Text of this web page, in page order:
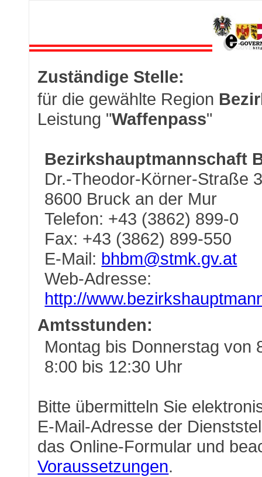
Zuständige Stelle:
für die gewählte Region
Leistung "Waffenpass"
Bezirkshauptmannschaft
Dr.-Theodor-Körner-Straße
8600 Bruck an der Mur
Telefon: +43 (3862) 899-0
Fax: +43 (3862) 899-550
E-Mail: bhbm@stmk.gv.at
Web-Adresse:
http://
Amtsstunden:
Montag bis Donnerstag von
8:00 bis 12:30 Uhr
Bitte übermitteln Sie
E-Mail-Adresse der
das Online-Formular und
Voraussetzungen.